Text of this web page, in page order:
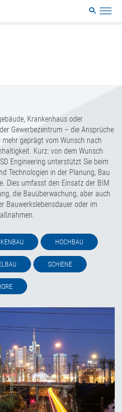
Krankenhaus oder
Gewerbezentrum – die Ansprüche
geprägt vom Wunsch nach
Kurz: von dem Wunsch
Engineering unterstützt Sie beim
Technologien in der Planung, Bau
Dies umfasst den Einsatz der BIM
die Bauüberwachung, aber auch
Bauwerkslebensdauer oder im
HOCHBAU
SCHIENE